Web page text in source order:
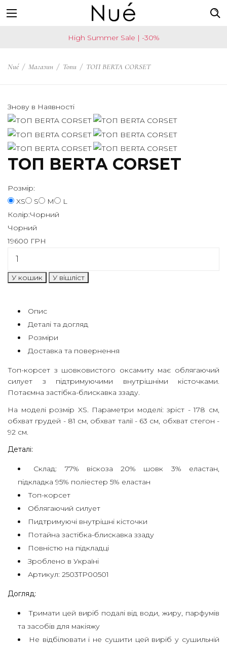
worldwide!
shipping
country
SAVE
Ваша
країна
United
States?
Бажаєте
на
міжнародну
версію
Так
МАГАЗИН
КОЛЕКЦІЇ
ПРО
HIGH
SUMMER
SALE
ДОГОВІР
ОФЕРТИ
ПОЛІТИКА
КОНФІДЕНЦІЙНОСТІ
ДОСТАВКА
ПОВЕРНЕННЯ
чокер
High Summer Sale | -30%
Nué / Магазин / Топи / ТОП BERTA CORSET
Знову в Наявності
ТОП BERTA CORSET
Розмір:
XS
S M
L
Колір:Чорний
Чорний
19600 ГРН
Опис
Деталі та догляд
Розміри
Доставка та повернення
Топ-корсет з шовковистого оксамиту має облягаючий
силует з підтримуючими внутрішніми кісточками.
Потаємна застібка-блискавка ззаду.
На моделі розмір XS. Параметри моделі: зріст - 178 см,
обхват грудей - 81 см, обхват талії - 63 см, обхват стегон -
92 см.
Деталі:
Склад: 77% віскоза 20% шовк 3% еластан,
підкладка 95% поліестер 5% еластан
Топ-корсет
Облягаючий силует
Пидтримуючі внутрішні кісточки
Потайна застібка-блискавка ззаду
Повністю на підкладці
Зроблено в Україні
Артикул: 2503TP00501
Догляд:
Тримати цей виріб подалі від води, жиру, парфумів
та засобів для макіяжу
Не відбілювати і не сушити цей виріб у сушильній